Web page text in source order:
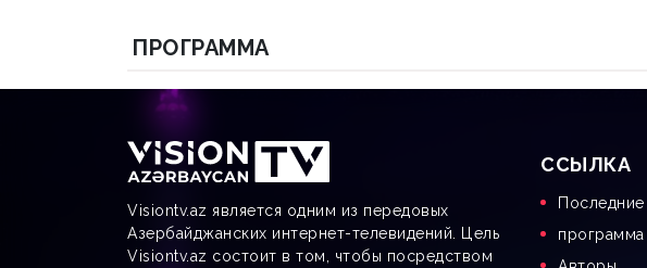
ПРОГРАММА
Visiontv.az является одним из передовых
Азербайджанских интернет-телевидений. Цель
Visiontv.az состоит в том, чтобы посредством
CСЫЛКА
программа